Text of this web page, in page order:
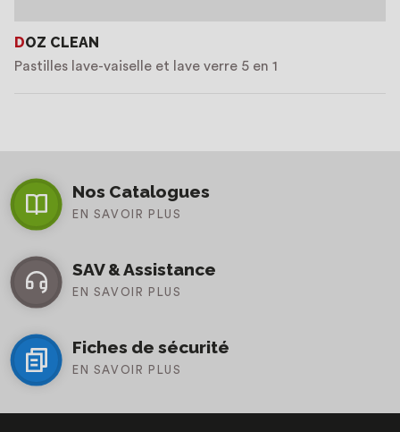
DOZ CLEAN
Pastilles lave-vaiselle et lave verre 5 en 1
Nos Catalogues
EN SAVOIR PLUS
SAV & Assistance
EN SAVOIR PLUS
Fiches de sécurité
EN SAVOIR PLUS